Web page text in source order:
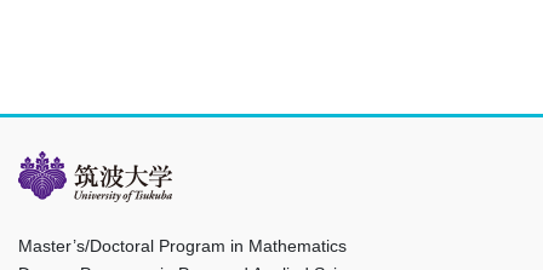
Master’s/Doctoral Program in Mathematics